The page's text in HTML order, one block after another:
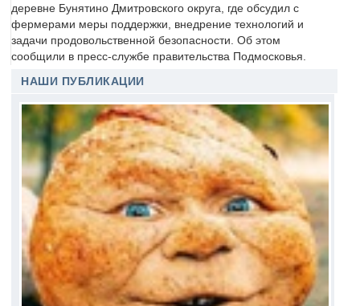
деревне Бунятино Дмитровского округа, где обсудил с
фермерами меры поддержки, внедрение технологий и
задачи продовольственной безопасности. Об этом
сообщили в пресс-службе правительства Подмосковья.
НАШИ ПУБЛИКАЦИИ